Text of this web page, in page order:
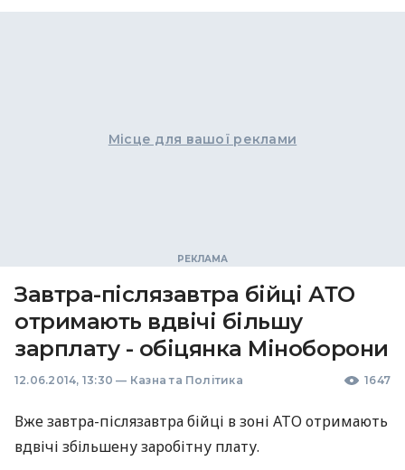
Місце для вашої реклами
Завтра-післязавтра бійці АТО
отримають вдвічі більшу
зарплату - обіцянка Міноборони
12.06.2014, 13:30 — Казна та Політика 1647
Вже завтра-післязавтра бійці в зоні АТО отримають
вдвічі збільшену заробітну плату.